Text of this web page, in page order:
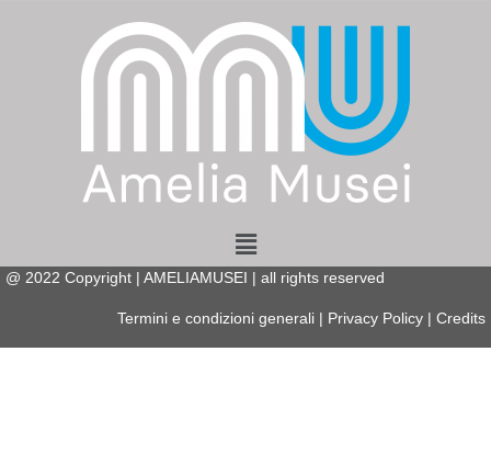
Menu
@ 2022 Copyright | AMELIAMUSEI | all rights reserved
Termini e condizioni generali Privacy Policy Credits